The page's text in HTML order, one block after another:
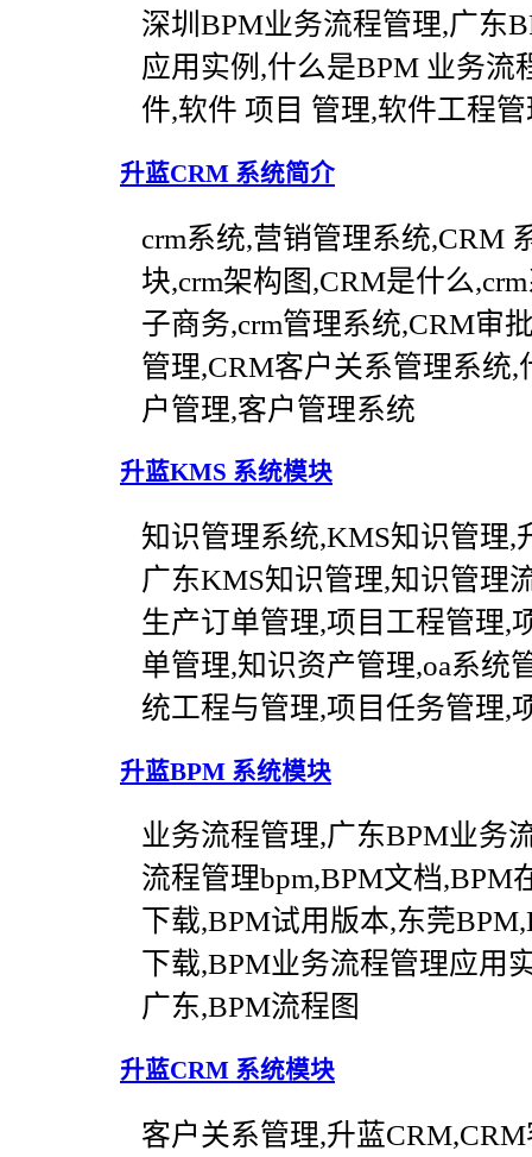
深圳BPM业务流程管理,广东
应用实例,什么是BPM 业务
件,软件 项目 管理,软件工程
升蓝CRM 系统简介
crm系统,营销管理系统,CRM
块,crm架构图,CRM是什么
子商务,crm管理系统,CRM审
管理,CRM客户关系管理系统
户管理,客户管理系统
升蓝KMS 系统模块
知识管理系统,KMS知识管理,
广东KMS知识管理,知识管理
生产订单管理,项目工程管理,
单管理,知识资产管理,oa系统
统工程与管理,项目任务管理,
升蓝BPM 系统模块
业务流程管理,广东BPM业务
流程管理bpm,BPM文档,BPM
下载,BPM试用版本,东莞
下载,BPM业务流程管理应用
广东,BPM流程图
升蓝CRM 系统模块
客户关系管理,升蓝